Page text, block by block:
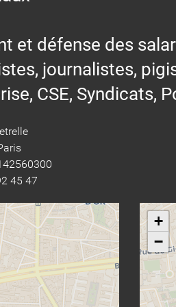
et défense des
journalistes,
CSE, Syndicats,
45 47
+
−